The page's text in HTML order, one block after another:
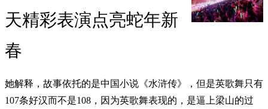
天精彩表演点亮蛇年新
春
她解释，故事依托的是中国小说《水浒传》，但是英歌舞只有
107条好汉而不是108，因为英歌舞表现的，是逼上梁山的过